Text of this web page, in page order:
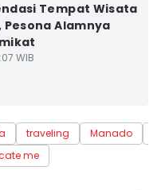
Tempat Wisata
Pesona Alamnya
WIB
traveling Manado
me